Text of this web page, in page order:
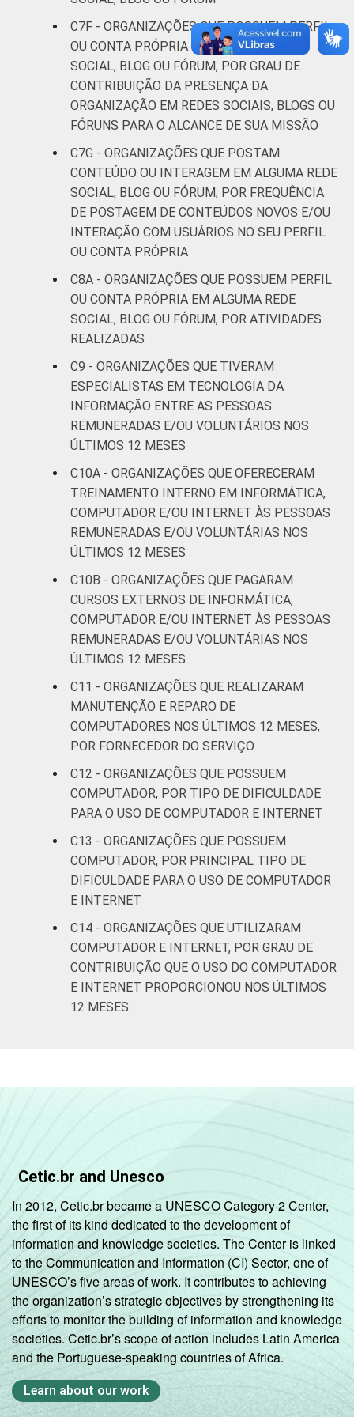
C7F - ORGANIZAÇÕES QUE POSSUEM PERFIL
OU CONTA PRÓPRIA EM ALGUMA REDE
SOCIAL, BLOG OU FÓRUM, POR GRAU DE
CONTRIBUIÇÃO DA PRESENÇA DA
ORGANIZAÇÃO EM REDES SOCIAIS, BLOGS OU
FÓRUNS PARA O ALCANCE DE SUA MISSÃO
C7G - ORGANIZAÇÕES QUE POSTAM
CONTEÚDO OU INTERAGEM EM ALGUMA REDE
SOCIAL, BLOG OU FÓRUM, POR FREQUÊNCIA
DE POSTAGEM DE CONTEÚDOS NOVOS E/OU
INTERAÇÃO COM USUÁRIOS NO SEU PERFIL
OU CONTA PRÓPRIA
C8A - ORGANIZAÇÕES QUE POSSUEM PERFIL
OU CONTA PRÓPRIA EM ALGUMA REDE
SOCIAL, BLOG OU FÓRUM, POR ATIVIDADES
REALIZADAS
C9 - ORGANIZAÇÕES QUE TIVERAM
ESPECIALISTAS EM TECNOLOGIA DA
INFORMAÇÃO ENTRE AS PESSOAS
REMUNERADAS E/OU VOLUNTÁRIOS NOS
ÚLTIMOS 12 MESES
C10A - ORGANIZAÇÕES QUE OFERECERAM
TREINAMENTO INTERNO EM INFORMÁTICA,
COMPUTADOR E/OU INTERNET ÀS PESSOAS
REMUNERADAS E/OU VOLUNTÁRIAS NOS
ÚLTIMOS 12 MESES
C10B - ORGANIZAÇÕES QUE PAGARAM
CURSOS EXTERNOS DE INFORMÁTICA,
COMPUTADOR E/OU INTERNET ÀS PESSOAS
REMUNERADAS E/OU VOLUNTÁRIAS NOS
ÚLTIMOS 12 MESES
C11 - ORGANIZAÇÕES QUE REALIZARAM
MANUTENÇÃO E REPARO DE
COMPUTADORES NOS ÚLTIMOS 12 MESES,
POR FORNECEDOR DO SERVIÇO
C12 - ORGANIZAÇÕES QUE POSSUEM
COMPUTADOR, POR TIPO DE DIFICULDADE
PARA O USO DE COMPUTADOR E INTERNET
C13 - ORGANIZAÇÕES QUE POSSUEM
COMPUTADOR, POR PRINCIPAL TIPO DE
DIFICULDADE PARA O USO DE COMPUTADOR
E INTERNET
C14 - ORGANIZAÇÕES QUE UTILIZARAM
COMPUTADOR E INTERNET, POR GRAU DE
CONTRIBUIÇÃO QUE O USO DO COMPUTADOR
E INTERNET PROPORCIONOU NOS ÚLTIMOS
12 MESES
Cetic.br and Unesco
In 2012, Cetic.br became a UNESCO Category 2 Center,
the first of its kind dedicated to the development of
information and knowledge societies. The Center is linked
to the Communication and Information (CI) Sector, one of
UNESCO’s five areas of work. It contributes to achieving
the organization’s strategic objectives by strengthening its
efforts to monitor the building of information and knowledge
societies. Cetic.br’s scope of action includes Latin America
and the Portuguese-speaking countries of Africa.
Learn about our work